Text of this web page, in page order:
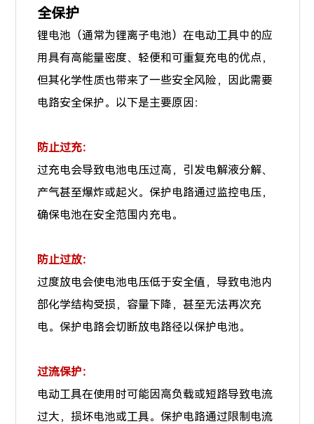
全保护
锂电池（通常为锂离子电池）在电动工具中的应
用具有高能量密度、轻便和可重复充电的优点，
但其化学性质也带来了一些安全风险，因此需要
电路安全保护。以下是主要原因：
防止过充：
过充电会导致电池电压过高，引发电解液分解、
产气甚至爆炸或起火。保护电路通过监控电压，
确保电池在安全范围内充电。
防止过放：
过度放电会使电池电压低于安全值，导致电池内
部化学结构受损，容量下降，甚至无法再次充
电。保护电路会切断放电路径以保护电池。
过流保护：
电动工具在使用时可能因高负载或短路导致电流
过大，损坏电池或工具。保护电路通过限制电流